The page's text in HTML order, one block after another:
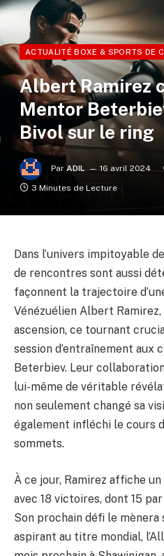
ACTUALITÉ BOXE & SPORTS DE
Albert Ramirez
Mentor
Bivol sur le ring
Par ADIL 16 avril 2024
3 Minutes de Lecture
Dans l’univers impitoyable
de rencontres sont aussi
façonnent la trajectoire
Vénézuélien Albert
ascension, ce tournant
session d’entraînement aux
Beterbiev. Leur
lui-même de véritable
non seulement changé sa
également infléchi le cours
sommets.
À ce jour, Ramirez affiche
avec 18 victoires, dont 15
Son prochain défi le mènera
aspirant au titre mondial,